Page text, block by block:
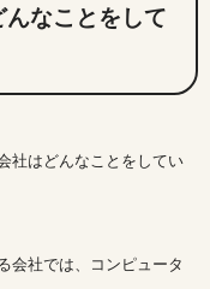
なことをして
社はどんなことをしてい
会社では、コンピュータ